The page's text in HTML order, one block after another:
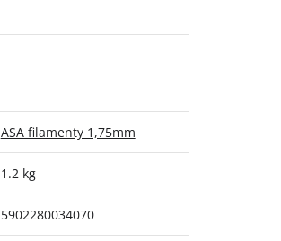
ASA filamenty 1,75mm
1.2 kg
5902280034070